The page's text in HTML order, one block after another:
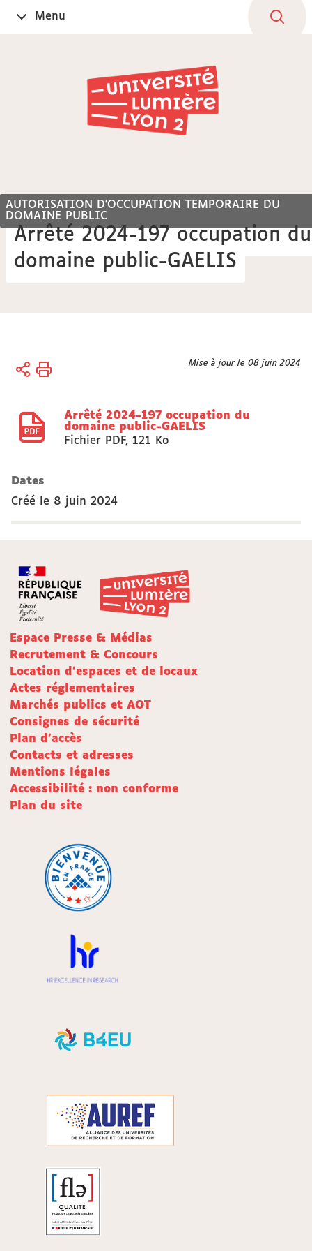
OuvrirMenu
AUTORISATION D'OCCUPATION TEMPORAIRE DU
DOMAINE PUBLIC
Arrêté 2024-197 occupation du
domaine public-GAELIS
Vous
Accueil
Mise à jour le 08 juin 2024
Arrêté 2024-197 occupation du
domaine public-GAELIS
Fichier PDF, 121 Ko
Dates
Créé le 8 juin 2024
Espace Presse & Médias
Recrutement & Concours
Location d'espaces et de locaux
Actes réglementaires
Marchés publics et AOT
Consignes de sécurité
Plan d'accès
Contacts et adresses
Mentions légales
Accessibilité : non conforme
Plan du site